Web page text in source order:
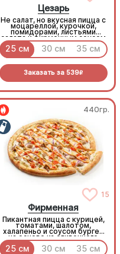
Цезарь
Не салат, но вкусная пицца с
моцареллой, курочкой,
помидорами, листьями
салата и фирменным соусом
25 см 30 см 35 см
Заказать за 539R
440гр.
15
Фирменная
Пикантная пицца с курицей,
томатами, шалотом,
халапеньо и соусом бургер
на основе из сливочного
соуса и моцареллы.
25 см 30 см 35 см